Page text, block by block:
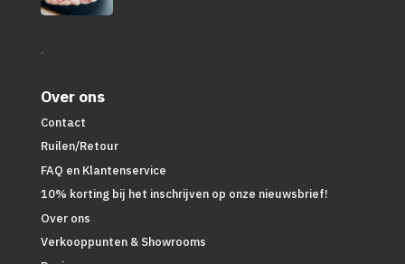
.
Over ons
Contact
Ruilen/Retour
FAQ en Klantenservice
10% korting bij het inschrijven op onze nieuwsbrief!
Over ons
Verkooppunten & Showrooms